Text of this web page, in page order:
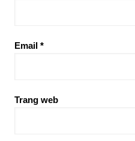
Email *
Trang web